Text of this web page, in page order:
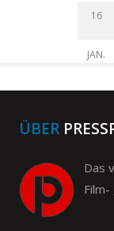
16
JAN.
ÜBER
Das